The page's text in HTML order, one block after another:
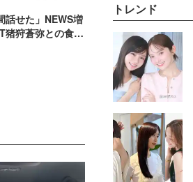
話せた」NEWS増
猪狩蒼弥との食事
お兄ちゃん感強
う」の声
トレンド